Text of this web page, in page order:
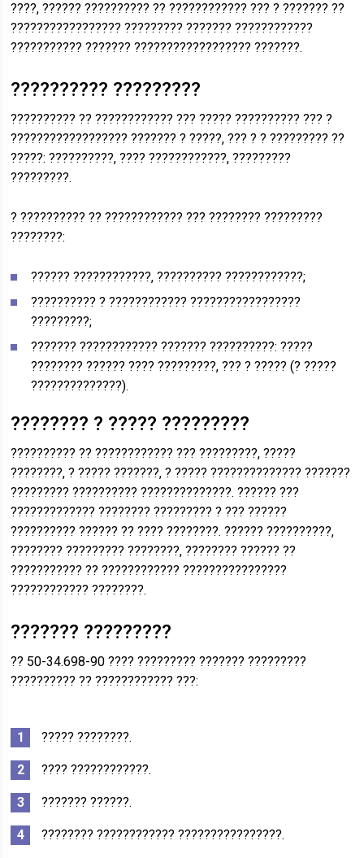
????, ?????? ?????????? ?? ???????????? ??? ? ??????? ??
????????????????? ????????? ??????? ????????????
??????????? ??????? ?????????????????? ???????.
?????????? ?????????
?????????? ?? ???????????? ??? ????? ?????????? ??? ?
?????????????????? ??????? ? ?????, ??? ? ? ????????? ??
?????: ??????????, ???? ????????????, ?????????
?????????.
? ?????????? ?? ???????????? ??? ???????? ?????????
????????:
?????? ????????????, ?????????? ????????????;
?????????? ? ???????????? ?????????????????
?????????;
??????? ???????????? ??????? ??????????: ?????
???????? ?????? ???? ?????????, ??? ? ????? (? ?????
??????????????).
???????? ? ????? ?????????
?????????? ?? ???????????? ??? ?????????, ?????
????????, ? ????? ???????, ? ????? ?????????????? ???????
????????? ?????????? ??????????????. ?????? ???
????????????? ???????? ????????? ? ??? ??????
?????????? ?????? ?? ???? ????????. ?????? ??????????,
???????? ????????? ????????, ???????? ?????? ??
??????????? ?? ???????????? ????????????????
???????????? ????????.
??????? ?????????
?? 50-34.698-90 ???? ????????? ??????? ?????????
?????????? ?? ???????????? ???:
????? ????????.
???? ????????????.
??????? ??????.
???????? ???????????? ????????????????.